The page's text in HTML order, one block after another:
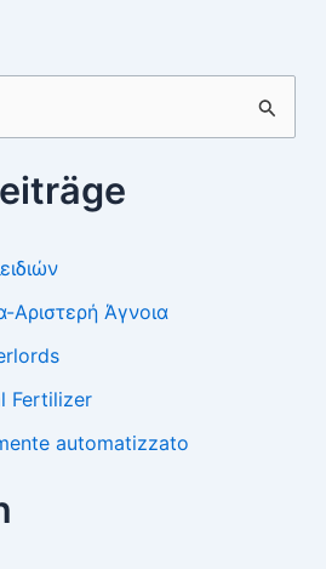
Αριστερή Άγνοια
Fertilizer
automatizzato